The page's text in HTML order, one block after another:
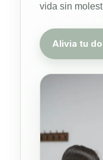
vida sin
Alivia tu